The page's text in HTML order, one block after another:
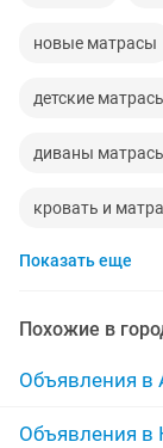
новые матрасы
детские
диваны
кровать и
матрасы склада
поролоновые
Показать еще
Похожие в
Объявления в
Объявления в